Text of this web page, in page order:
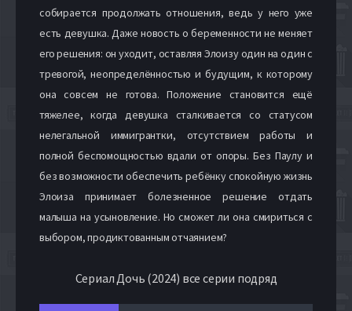
собирается продолжать отношения, ведь у него уже
есть девушка. Даже новость о беременности не меняет
его решения: он уходит, оставляя Элоизу один на один с
тревогой, неопределённостью и будущим, к которому
она совсем не готова. Положение становится ещё
тяжелее, когда девушка сталкивается со статусом
нелегальной иммигрантки, отсутствием работы и
полной беспомощностью вдали от опоры. Без Паулу и
без возможности обеспечить ребёнку спокойную жизнь
Элоиза принимает болезненное решение отдать
малыша на усыновление. Но сможет ли она смириться с
выбором, продиктованным отчаянием?
Сериал Дочь (2024) все серии подряд